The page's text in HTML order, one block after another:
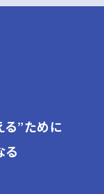
る”ために
る